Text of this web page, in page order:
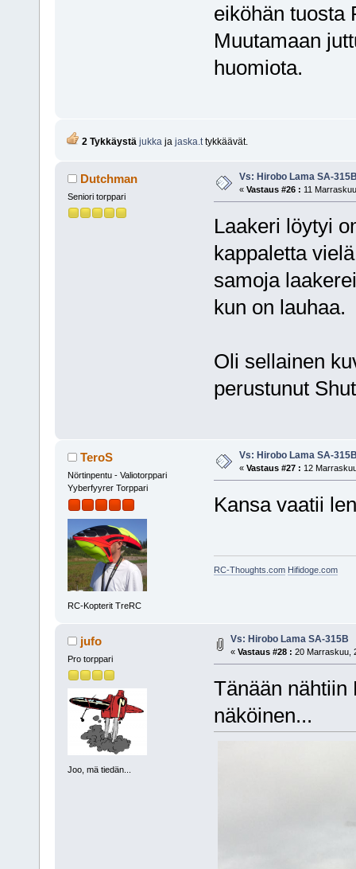
eiköhän tuosta
Muutamaan
huomiota.
2 Tykkäystä jukka ja jaska.ttykkäävät.
Dutchman
Seniori torppari
Vs: Hirobo Lama SA-
« Vastaus #26 : 11
Laakeri löytyi
kappaletta
samoja
kun on lauhaa.
Oli sellainen
perustunut
TeroS
Nörtinpentu - Valiotorppari
Yyberfyyrer Torppari
RC-Kopterit TreRC
Vs: Hirobo Lama SA-
« Vastaus #27 : 12
Kansa vaatii
RC-Thoughts.com Hifidoge.com
jufo
Pro torppari
Joo, mä tiedän...
Vs: Hirobo Lama SA-315B
« Vastaus #28 : 20 Marraskuu,
Tänään nähtiin
näköinen...